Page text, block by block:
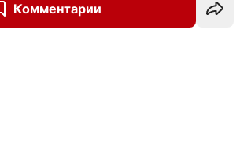
Комментарии